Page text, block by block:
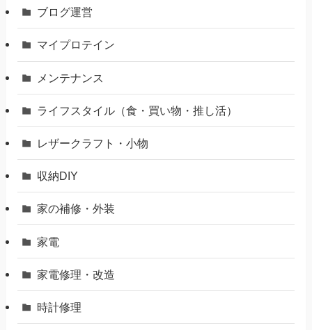
ブログ運営
マイプロテイン
メンテナンス
ライフスタイル（食・買い物・推し活）
レザークラフト・小物
収納DIY
家の補修・外装
家電
家電修理・改造
時計修理